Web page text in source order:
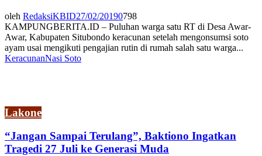
oleh RedaksiKBID27/02/20190798
KAMPUNGBERITA.ID – Puluhan warga satu RT di Desa Awar-
Awar, Kabupaten Situbondo keracunan setelah mengonsumsi soto
ayam usai mengikuti pengajian rutin di rumah salah satu warga...
KeracunanNasi Soto
Lakone
“Jangan Sampai Terulang”, Baktiono Ingatkan
Tragedi 27 Juli ke Generasi Muda